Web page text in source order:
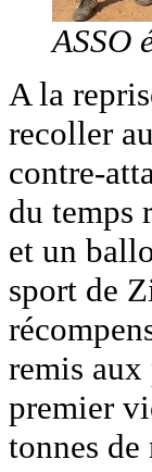
ASSO
A la
recoller
contre-
du temps
et un
sport de
remis aux
premier
tonnes